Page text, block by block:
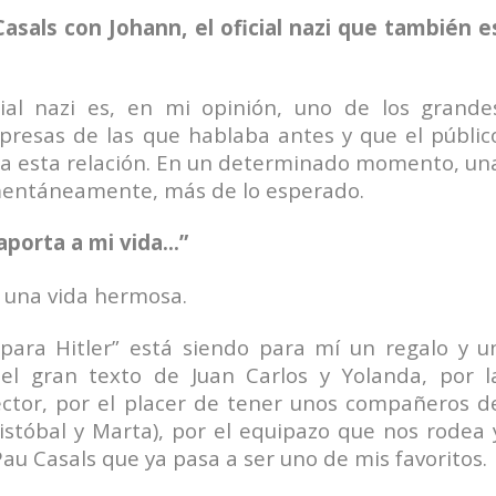
con Johann, el oficial nazi que también
nazi es, en mi opinión, uno de los
de las que hablaba antes y que el
esta relación. En un determinado momento,
más de lo esperado.
a mi vida…”
vida hermosa.
Hitler” está siendo para mí un regalo y
gran texto de Juan Carlos y Yolanda, por
por el placer de tener unos compañeros
y Marta), por el equipazo que nos rodea
Casals que ya pasa a ser uno de mis favoritos.